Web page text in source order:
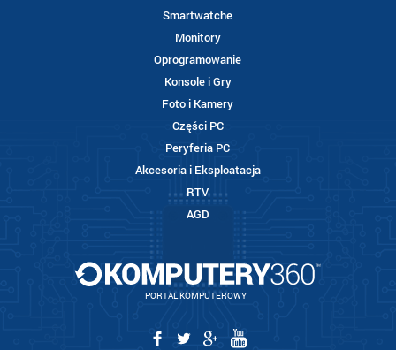
Smartwatche
Monitory
Oprogramowanie
Konsole i Gry
Foto i Kamery
Części PC
Peryferia PC
Akcesoria i Eksploatacja
RTV
AGD
PORTAL KOMPUTEROWY